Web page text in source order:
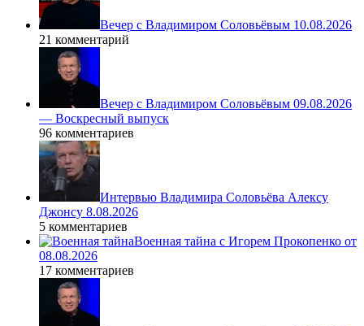
Вечер с Владимиром Соловьёвым 10.08.2026
21 комментарий
Вечер с Владимиром Соловьёвым 09.08.2026
— Воскресный выпуск
96 комментариев
Интервью Владимира Соловьёва Алексу
Джонсу 8.08.2026
5 комментариев
Военная тайна с Игорем Прокопенко от
08.08.2026
17 комментариев